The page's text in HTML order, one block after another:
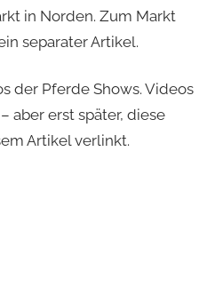
in Norden. Zum Markt
separater Artikel.
der Pferde Shows. Videos
aber erst später, diese
Artikel verlinkt.